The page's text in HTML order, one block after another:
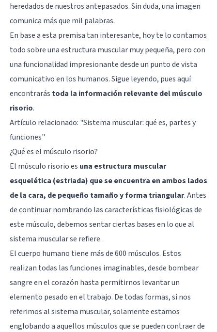
heredados de nuestros antepasados. Sin duda, una imagen
comunica más que mil palabras.
En base a esta premisa tan interesante, hoy te lo contamos
todo sobre una estructura muscular muy pequeña, pero con
una funcionalidad impresionante desde un punto de vista
comunicativo en los humanos. Sigue leyendo, pues aquí
encontrarás toda la información relevante del músculo
risorio.
Artículo relacionado: "Sistema muscular: qué es, partes y
funciones"
¿Qué es el músculo risorio?
El músculo risorio es una estructura muscular
esquelética (estriada) que se encuentra en ambos lados
de la cara, de pequeño tamaño y forma triangular. Antes
de continuar nombrando las características fisiológicas de
este músculo, debemos sentar ciertas bases en lo que al
sistema muscular se refiere.
El cuerpo humano tiene más de 600 músculos. Estos
realizan todas las funciones imaginables, desde bombear
sangre en el corazón hasta permitirnos levantar un
elemento pesado en el trabajo. De todas formas, si nos
referimos al sistema muscular, solamente estamos
englobando a aquellos músculos que se pueden contraer de